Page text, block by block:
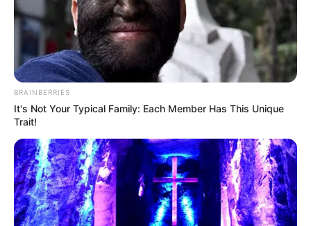
BRAINBERRIES
It's Not Your Typical Family: Each Member Has This Unique
Trait!